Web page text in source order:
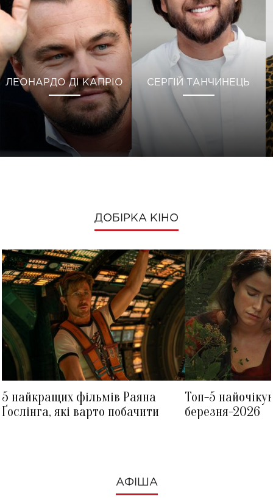
ЛЕОНАРДО ДІ КАПРІО СЕРГІЙ ТАНЧИНЕЦЬ
ДОБІРКА КІНО
5 найкращих фільмів Раяна
Ґослінга, які варто побачити
Топ-5
березня-2026
АФІША